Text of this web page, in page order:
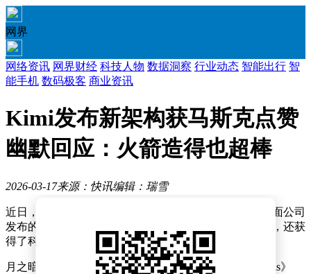
网界
网络资讯 网界财经 科技人物 数据洞察 行业动态 智能出行 智
能手机 数码极客 商业资讯
Kimi发布新架构获马斯克点赞
幽默回应：火箭造得也超棒
2026-03-17来源：快讯编辑：瑞雪
近日，科技领域迎来一则备受关注的跨界互动。月之暗面公司
发布的全新深度网络架构组件，不仅在行业内引发讨论，还获
得了科技界知名人物马斯克的公开点赞。
月之暗面公司于前一日正式推出名为《Attention Residuals》